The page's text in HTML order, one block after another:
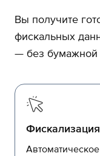
Вы получите
фискальных
— без бумажной